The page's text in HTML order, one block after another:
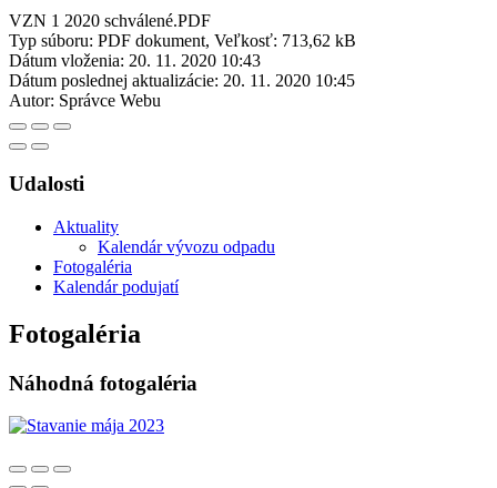
VZN 1 2020 schválené.PDF
Typ súboru: PDF dokument, Veľkosť: 713,62 kB
Dátum vloženia: 20. 11. 2020 10:43
Dátum poslednej aktualizácie: 20. 11. 2020 10:45
Autor: Správce Webu
Udalosti
Aktuality
Kalendár vývozu odpadu
Fotogaléria
Kalendár podujatí
Fotogaléria
Náhodná fotogaléria